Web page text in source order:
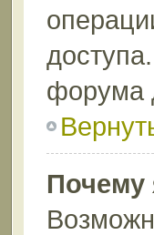
форума
Почему